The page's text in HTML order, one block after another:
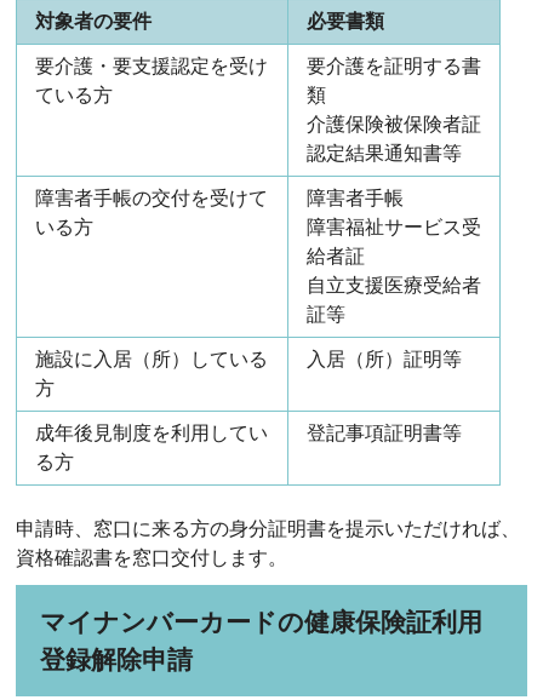
対象者の要件
必要書類
要介護・要支援認定を受け
ている方
要介護を証明する書
類
介護保険被保険者証
認定結果通知書等
障害者手帳の交付を受けて
いる方
障害者手帳
障害福祉サービス受
給者証
自立支援医療受給者
証等
施設に入居（所）している
方
入居（所）証明等
成年後見制度を利用してい
る方
登記事項証明書等
申請時、窓口に来る方の身分証明書を提示いただければ、
資格確認書を窓口交付します。
マイナンバーカードの健康保険証利用
登録解除申請